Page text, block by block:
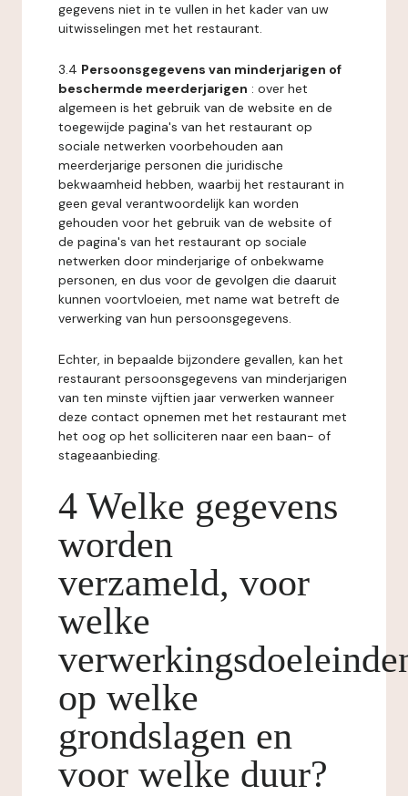
gegevens niet in te vullen in het kader van uw
uitwisselingen met het restaurant.
3.4 Persoonsgegevens van minderjarigen of
beschermde meerderjarigen : over het
algemeen is het gebruik van de website en de
toegewijde pagina's van het restaurant op
sociale netwerken voorbehouden aan
meerderjarige personen die juridische
bekwaamheid hebben, waarbij het restaurant in
geen geval verantwoordelijk kan worden
gehouden voor het gebruik van de website of
de pagina's van het restaurant op sociale
netwerken door minderjarige of onbekwame
personen, en dus voor de gevolgen die daaruit
kunnen voortvloeien, met name wat betreft de
verwerking van hun persoonsgegevens.
Echter, in bepaalde bijzondere gevallen, kan het
restaurant persoonsgegevens van minderjarigen
van ten minste vijftien jaar verwerken wanneer
deze contact opnemen met het restaurant met
het oog op het solliciteren naar een baan- of
stageaanbieding.
4 Welke gegevens
worden
verzameld, voor
welke
op welke
grondslagen en
voor welke duur?